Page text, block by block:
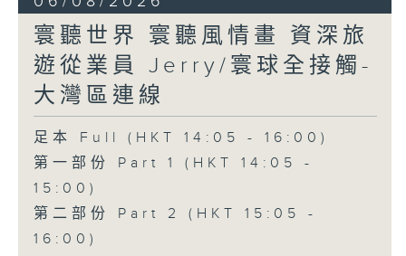
寰聽世界 寰聽風情畫 資深旅
遊從業員 Jerry/寰球全接觸-
大灣區連線
足本 Full (HKT 14:05 - 16:00)
第一部份 Part 1 (HKT 14:05 -
15:00)
第二部份 Part 2 (HKT 15:05 -
16:00)